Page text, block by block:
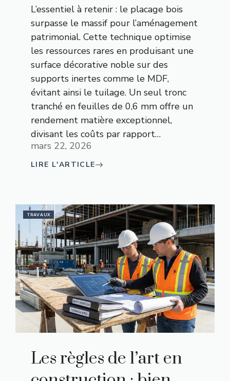
L’essentiel à retenir : le placage bois
surpasse le massif pour l’aménagement
patrimonial. Cette technique optimise
les ressources rares en produisant une
surface décorative noble sur des
supports inertes comme le MDF,
évitant ainsi le tuilage. Un seul tronc
tranché en feuilles de 0,6 mm offre un
rendement matière exceptionnel,
divisant les coûts par rapport…
mars 22, 2026
LIRE L'ARTICLE
TRAVAUX
Les règles de l’art en